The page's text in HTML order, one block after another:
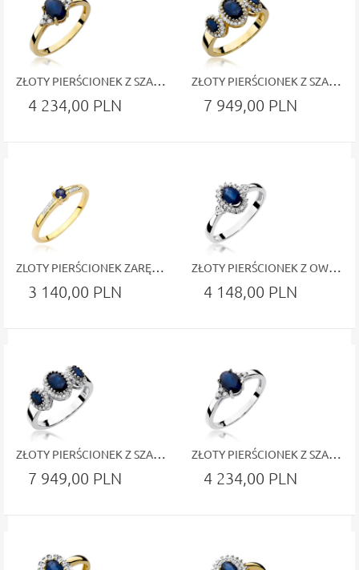
ZŁOTY PIERŚCIONEK Z SZAFIREM W RAMIE DIAMENTÓW ŻÓŁTE ZŁOTO
4 234,00 PLN
ZŁOTY PIERŚCIONEK Z SZAFIRAMI W DIAMENTOWYM OPLECENIU ŻÓŁTE ZŁOTO
7 949,00 PLN
ZLOTY PIERŚCIONEK ZARĘCZYNOWY Z SZAFIREM I DIAMENTAMI
3 140,00 PLN
ZŁOTY PIERŚCIONEK Z OWALNYM SZAFIREM I DIAMENTOWYM HALO BIAŁE ZŁOTO
4 148,00 PLN
ZŁOTY PIERŚCIONEK Z SZAFIRAMI W DIAMENTOWYM OPLECENIU BIAŁE ZŁOTO
7 949,00 PLN
ZŁOTY PIERŚCIONEK Z SZAFIREM W RAMIE DIAMENTÓW BIAŁE ZŁOTO
4 234,00 PLN